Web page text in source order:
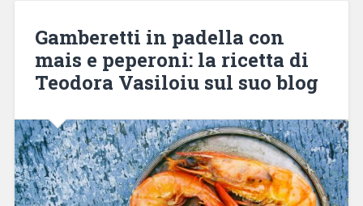
Gamberetti in padella con
mais e peperoni: la ricetta di
Teodora Vasiloiu sul suo blog